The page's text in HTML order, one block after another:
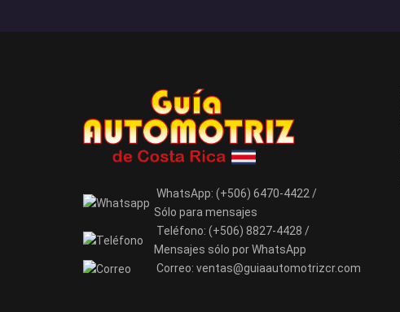
WhatsApp: (+506) 6470-4422 /
Sólo para mensajes
Teléfono: (+506) 8827-4428 /
Mensajes sólo por WhatsApp
Correo: ventas@guiaautomotrizcr.com